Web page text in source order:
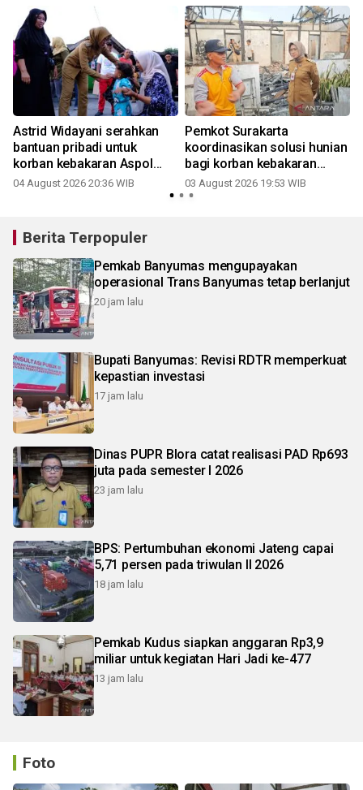
Astrid Widayani serahkan
bantuan pribadi untuk
korban kebakaran Aspol
Panularan
04 August 2026 20:36 WIB
Pemkot Surakarta
koordinasikan solusi hunian
bagi korban kebakaran
Aspol Panularan
03 August 2026 19:53 WIB
Berita Terpopuler
Pemkab Banyumas mengupayakan
operasional Trans Banyumas tetap berlanjut
20 jam lalu
Bupati Banyumas: Revisi RDTR memperkuat
kepastian investasi
17 jam lalu
Dinas PUPR Blora catat realisasi PAD Rp693
juta pada semester I 2026
23 jam lalu
BPS: Pertumbuhan ekonomi Jateng capai
5,71 persen pada triwulan II 2026
18 jam lalu
Pemkab Kudus siapkan anggaran Rp3,9
miliar untuk kegiatan Hari Jadi ke-477
13 jam lalu
Foto